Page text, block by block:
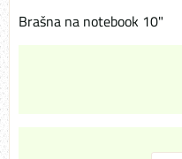
Brašna na notebook 10"